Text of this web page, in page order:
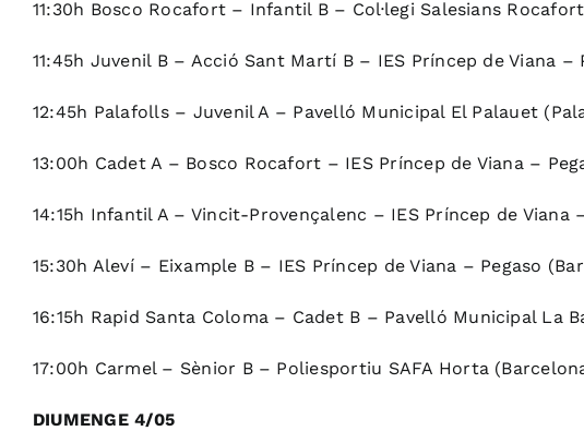
11:30h Bosco Rocafort – Infantil B – Col·legi Salesians
11:45h Juvenil B – Acció Sant Martí B – IES Príncep de Viana –
12:45h Palafolls – Juvenil A – Pavelló Municipal El Palauet
13:00h Cadet A – Bosco Rocafort – IES Príncep de Viana –
14:15h Infantil A – Vincit-Provençalenc – IES Príncep de Viana
15:30h Aleví – Eixample B – IES Príncep de Viana – Pegaso
16:15h Rapid Santa Coloma – Cadet B – Pavelló Municipal La
17:00h Carmel – Sènior B – Poliesportiu SAFA Horta
DIUMENGE 4/05